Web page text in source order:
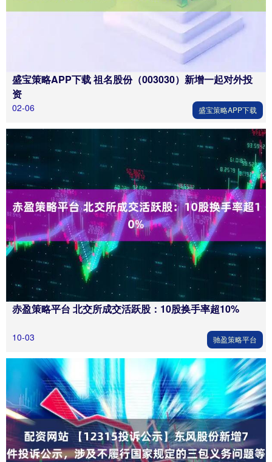
盛宝策略APP下载 祖名股份（003030）新增一起对外投
资
02-06 盛宝策略APP下载
赤盈策略平台 北交所成交活跃股：10股换手率超10%
10-03 驰盈策略平台